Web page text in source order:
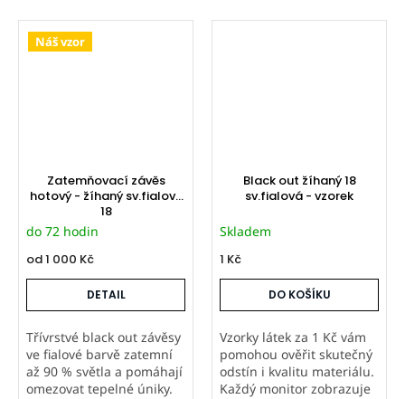
Náš vzor
Zatemňovací závěs
hotový - žíhaný sv.fialový
18
do 72 hodin
od1 000 Kč
DETAIL
Třívrstvé black out závěsy
ve fialové barvě zatemní
až 90 % světla a pomáhají
omezovat tepelné úniky.
Black out žíhaný 18
sv.fialová - vzorek
Skladem
1 Kč
DO KOŠÍKU
Vzorky látek za 1 Kč vám
pomohou ověřit skutečný
odstín i kvalitu materiálu.
Každý monitor zobrazuje